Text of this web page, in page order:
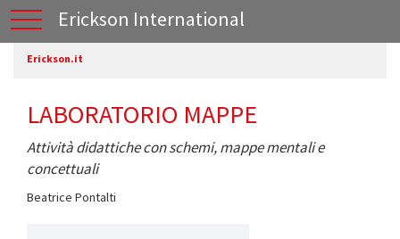
Erickson International
Erickson.it
LABORATORIO MAPPE
Attività didattiche con schemi, mappe mentali e
concettuali
Beatrice Pontalti